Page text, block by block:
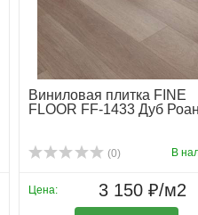
Виниловая плитка FINE
FLOOR FF-1433 Дуб Роан
(0) В
Цена: 3 150 ₽/м2